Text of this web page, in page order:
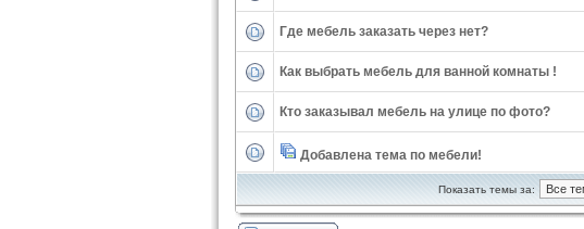
Где мебель заказать через нет?
Как выбрать мебель для ванной комнаты !
Кто заказывал мебель на улице по фото?
Добавлена тема по мебели!
Показать темы за: